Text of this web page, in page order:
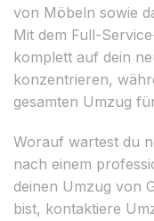
von Möbeln sowie
Mit dem Full-
komplett auf dein
konzentrieren,
gesamten Umzug
Worauf wartest du
nach einem
deinen Umzug von
bist, kontaktiere